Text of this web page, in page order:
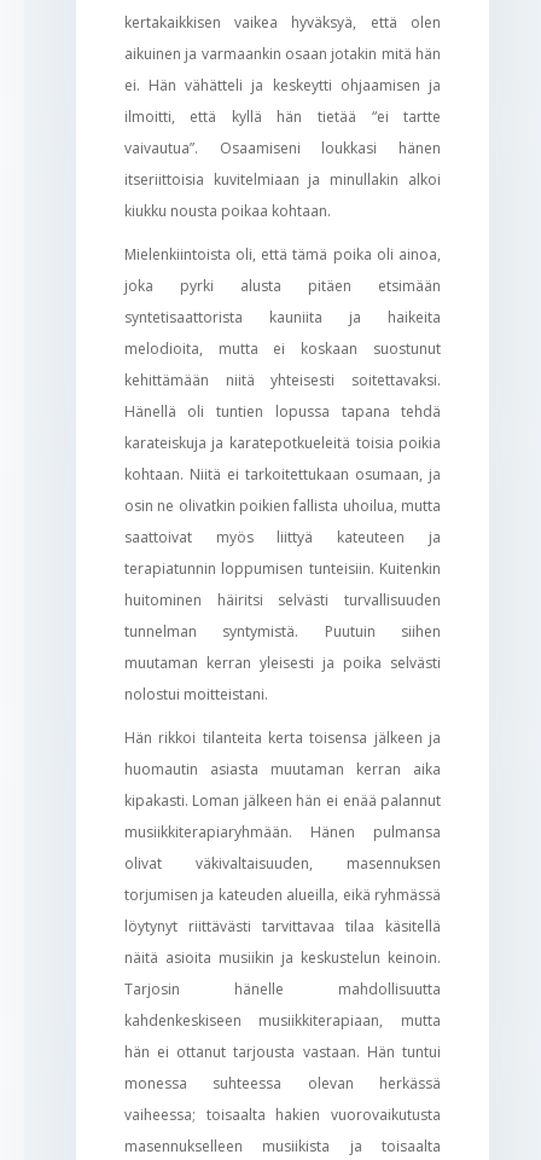
kertakaikkisen vaikea hyväksyä, että olen
aikuinen ja varmaankin osaan jotakin mitä hän
ei. Hän vähätteli ja keskeytti ohjaamisen ja
ilmoitti, että kyllä hän tietää “ei tartte
vaivautua”. Osaamiseni loukkasi hänen
itseriittoisia kuvitelmiaan ja minullakin alkoi
kiukku nousta poikaa kohtaan.
Mielenkiintoista oli, että tämä poika oli ainoa,
joka pyrki alusta pitäen etsimään
syntetisaattorista kauniita ja haikeita
melodioita, mutta ei koskaan suostunut
kehittämään niitä yhteisesti soitettavaksi.
Hänellä oli tuntien lopussa tapana tehdä
karateiskuja ja karatepotkueleitä toisia poikia
kohtaan. Niitä ei tarkoitettukaan osumaan, ja
osin ne olivatkin poikien fallista uhoilua, mutta
saattoivat myös liittyä kateuteen ja
terapiatunnin loppumisen tunteisiin. Kuitenkin
huitominen häiritsi selvästi turvallisuuden
tunnelman syntymistä. Puutuin siihen
muutaman kerran yleisesti ja poika selvästi
nolostui moitteistani.
Hän rikkoi tilanteita kerta toisensa jälkeen ja
huomautin asiasta muutaman kerran aika
kipakasti. Loman jälkeen hän ei enää palannut
musiikkiterapiaryhmään. Hänen pulmansa
olivat väkivaltaisuuden, masennuksen
torjumisen ja kateuden alueilla, eikä ryhmässä
löytynyt riittävästi tarvittavaa tilaa käsitellä
näitä asioita musiikin ja keskustelun keinoin.
Tarjosin hänelle mahdollisuutta
kahdenkeskiseen musiikkiterapiaan, mutta
hän ei ottanut tarjousta vastaan. Hän tuntui
monessa suhteessa olevan herkässä
vaiheessa; toisaalta hakien vuorovaikutusta
masennukselleen musiikista ja toisaalta